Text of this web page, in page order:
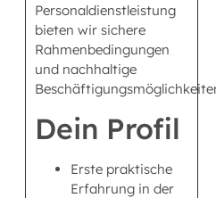
Personaldienstleistung
bieten wir sichere
Rahmenbedingungen
und nachhaltige
Dein Profil
Erste praktische
Erfahrung in der